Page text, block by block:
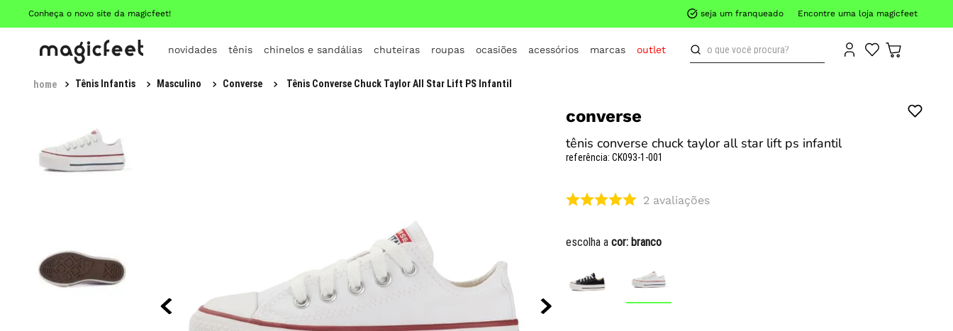
Conheça o novo site da magicfeet! seja um franqueado Encontre uma loja magicfeet
novidades tênis chinelos e sandálias chuteiras roupas ocasiões acessórios marcas outlet
o que você procura?
Tênis Infantis Masculino Converse Tênis Converse Chuck Taylor All Star Lift PS Infantil
converse
tênis converse chuck taylor all star lift ps infantil
referência:CK093-1-001
2 avaliações
escolha acor: branco
TERMOS MAIS BUSCADOS
7º
all star
vans
10º chuteira